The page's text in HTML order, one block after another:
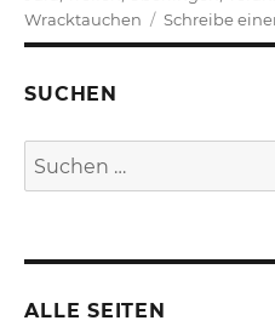
Wracktauchen
Schreibe
SUCHEN
Suchen
nach:
ALLE SEITEN